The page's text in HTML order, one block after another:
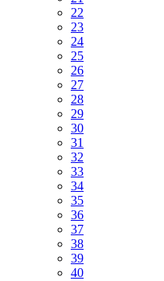
22
23
24
25
26
27
28
29
30
31
32
33
34
35
36
37
38
39
40